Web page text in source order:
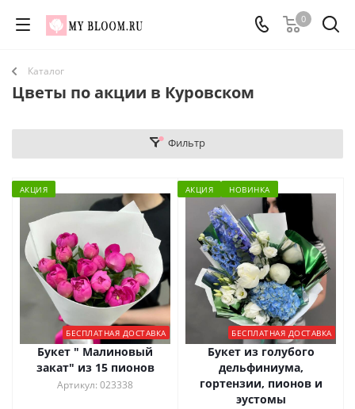
0
Каталог
Цветы по акции в Куровском
Фильтр
АКЦИЯ
БЕСПЛАТНАЯ ДОСТАВКА
Букет " Малиновый
закат" из 15 пионов
Артикул: 023338
АКЦИЯ НОВИНКА
БЕСПЛАТНАЯ ДОСТАВКА
Букет из голубого
дельфиниума,
гортензии, пионов и
эустомы